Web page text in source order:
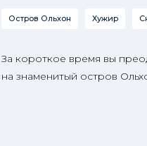
Остров Ольхон Хужир
За короткое время вы
на знаменитый остров